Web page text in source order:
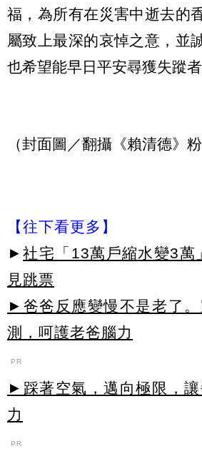
福，為所有在災害中逝去的
屬致上最深的哀悼之意，並
也希望能早日平安尋獲失蹤者
（封面圖／翻攝《賴清德》粉
【往下看更多】
► 社宅「13萬戶縮水變3萬
見跳票
►爸爸反應變慢不是老了
測，呵護老爸腦力
PR
►踩著空氣，邁向極限，
力
PR